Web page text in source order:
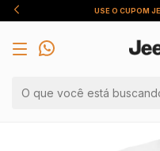
USE O CUPOM